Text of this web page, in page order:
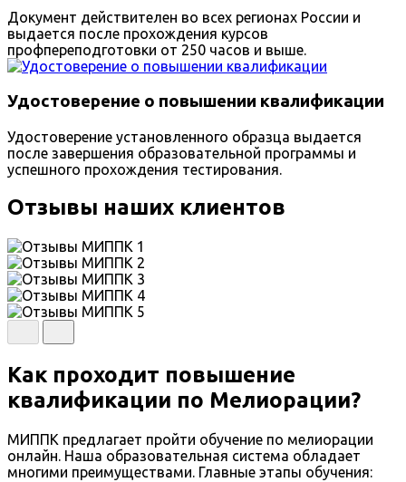
Документ действителен во всех регионах России и
выдается после прохождения курсов
профпереподготовки от 250 часов и выше.
Удостоверение о повышении квалификации
Удостоверение установленного образца выдается
после завершения образовательной программы и
успешного прохождения тестирования.
Отзывы наших клиентов
Как проходит повышение
квалификации по Мелиорации?
МИППК предлагает пройти обучение по мелиорации
онлайн. Наша образовательная система обладает
многими преимуществами. Главные этапы обучения: